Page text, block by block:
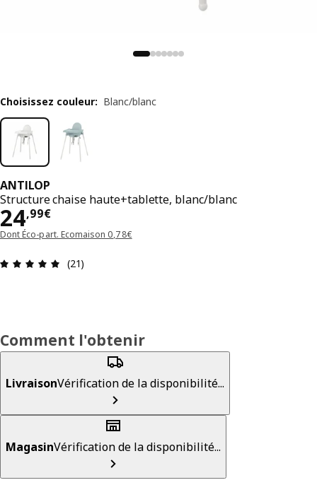
ANTILOP
Structure chaise haute+tablette, blanc/blanc
24,99€
Prix 24,99€
Dont Éco-part. Ecomaison 0,78€
Avis: 4.9 sur 5 étoiles Nombre total d'avis: 21
(21)
Choisissez couleur: Blanc/blanc
Comment l'obtenir
LivraisonVérification de la disponibilité...
MagasinVérification de la disponibilité...